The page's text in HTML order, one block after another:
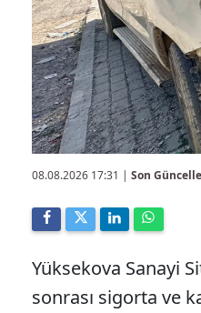
08.08.2026 17:31 | Son
Yüksekova Sanayi
sonrası sigorta ve